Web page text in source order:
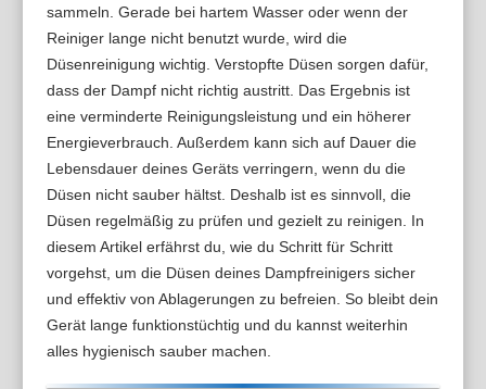
sammeln. Gerade bei hartem Wasser oder wenn der
Reiniger lange nicht benutzt wurde, wird die
Düsenreinigung wichtig. Verstopfte Düsen sorgen dafür,
dass der Dampf nicht richtig austritt. Das Ergebnis ist
eine verminderte Reinigungsleistung und ein höherer
Energieverbrauch. Außerdem kann sich auf Dauer die
Lebensdauer deines Geräts verringern, wenn du die
Düsen nicht sauber hältst. Deshalb ist es sinnvoll, die
Düsen regelmäßig zu prüfen und gezielt zu reinigen. In
diesem Artikel erfährst du, wie du Schritt für Schritt
vorgehst, um die Düsen deines Dampfreinigers sicher
und effektiv von Ablagerungen zu befreien. So bleibt dein
Gerät lange funktionstüchtig und du kannst weiterhin
alles hygienisch sauber machen.